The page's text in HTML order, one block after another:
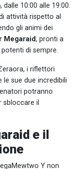
, dalle 10:00 alle 19:00.
attività rispetto al
gli animi dei
Megaraid, pronti a
di sempre.
i riflettori
sue due incredibili
potranno
sbloccare il
e il
Y non